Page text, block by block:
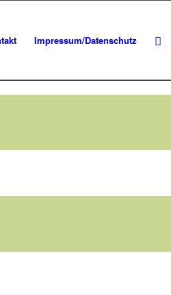
Impressum/Datenschutz